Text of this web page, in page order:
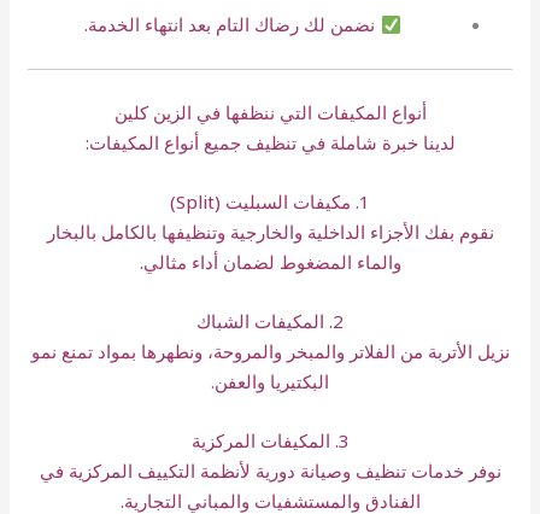
نضمن لك رضاك التام بعد انتهاء الخدمة.
أنواع المكيفات التي ننظفها في الزين كلين
لدينا خبرة شاملة في تنظيف جميع أنواع المكيفات:
1. مكيفات السبليت (Split)
نقوم بفك الأجزاء الداخلية والخارجية وتنظيفها بالكامل بالبخار
والماء المضغوط لضمان أداء مثالي.
2. المكيفات الشباك
نزيل الأتربة من الفلاتر والمبخر والمروحة، ونطهرها بمواد تمنع نمو
البكتيريا والعفن.
3. المكيفات المركزية
نوفر خدمات تنظيف وصيانة دورية لأنظمة التكييف المركزية في
الفنادق والمستشفيات والمباني التجارية.